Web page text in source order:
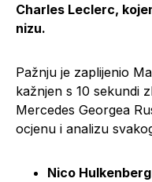
Charles Leclerc,
nizu.
Pažnju je zaplijenio
kažnjen s 10 sekundi
Mercedes Georgea
ocjenu i analizu
Nico Hulkenberg